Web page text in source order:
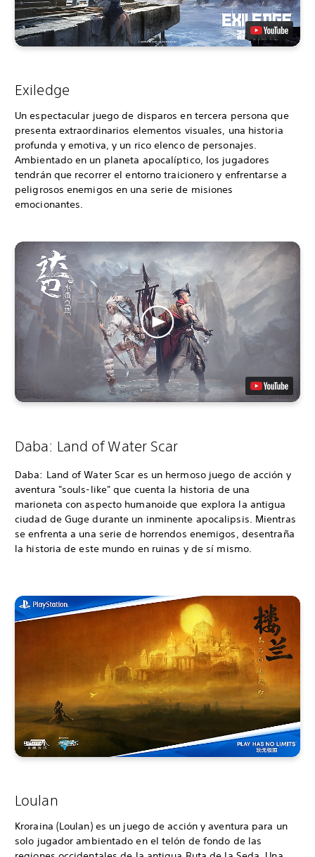
Exiledge
Un espectacular juego de disparos en tercera persona que
presenta extraordinarios elementos visuales, una historia
profunda y emotiva, y un rico elenco de personajes.
Ambientado en un planeta apocalíptico, los jugadores
tendrán que recorrer el entorno traicionero y enfrentarse a
peligrosos enemigos en una serie de misiones
emocionantes.
Daba: Land of Water Scar
Daba: Land of Water Scar es un hermoso juego de acción y
aventura "souls-like" que cuenta la historia de una
marioneta con aspecto humanoide que explora la antigua
ciudad de Guge durante un inminente apocalipsis. Mientras
se enfrenta a una serie de horrendos enemigos, desentraña
la historia de este mundo en ruinas y de sí mismo.
Loulan
Kroraina (Loulan) es un juego de acción y aventura para un
solo jugador ambientado en el telón de fondo de las